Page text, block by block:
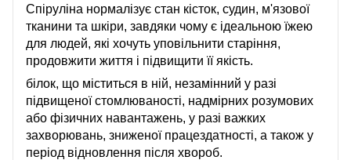
Спіруліна нормалізує стан кісток, судин, м'язової
тканини та шкіри, завдяки чому є ідеальною їжею
для людей, які хочуть уповільнити старіння,
продовжити життя і підвищити її якість.
білок, що міститься в ній, незамінний у разі
підвищеної стомлюваності, надмірних розумових
або фізичних навантажень, у разі важких
захворювань, зниженої працездатності, а також у
період відновлення після хвороб.